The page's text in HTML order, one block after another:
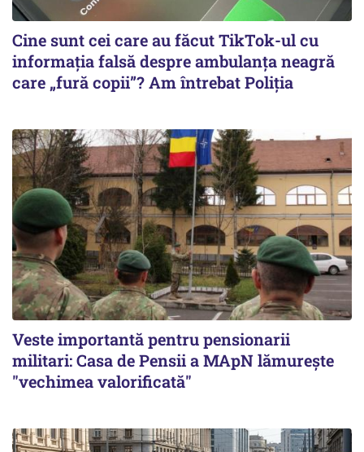
Cine sunt cei care au făcut TikTok-ul cu
informația falsă despre ambulanța neagră
care „fură copii”? Am întrebat Poliția
Veste importantă pentru pensionarii
militari: Casa de Pensii a MApN lămurește
"vechimea valorificată"